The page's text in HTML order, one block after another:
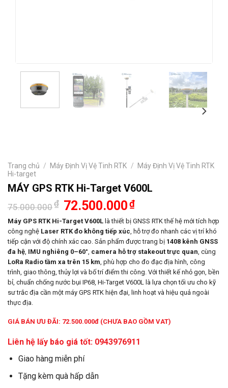
Trang chủ / Máy Định Vị Vệ Tinh RTK /
Máy Định Vị Vệ Tinh RTK
Hi-target
MÁY GPS RTK Hi-Target V600L
75.000.000₫ Giá
gốc
là:
75.000.000₫.
72.500.000₫Giá
tại
là:
72.500.000₫.
Máy GPS RTK Hi-Target V600L là thiết bị GNSS RTK thế hệ mới tích hợp
công nghệ Laser RTK đo không tiếp xúc, hỗ trợ đo nhanh các vị trí khó
tiếp cận với độ chính xác cao. Sản phẩm được trang bị 1408 kênh GNSS
đa hệ, IMU nghiêng 0–60°, camera hỗ trợ stakeout trực quan, cùng
LoRa Radio tầm xa trên 15 km, phù hợp cho đo đạc địa hình, công
trình, giao thông, thủy lợi và bố trí điểm thi công. Với thiết kế nhỏ gọn, bền
bỉ, chuẩn chống nước bụi IP68, Hi-Target V600L là lựa chọn tối ưu cho kỹ
sư trắc địa cần một máy GPS RTK hiện đại, linh hoạt và hiệu quả ngoài
thực địa.
GIÁ BÁN ƯU ĐÃI: 72.500.000đ (CHƯA BAO GỒM VAT)
Liên hệ lấy báo giá tốt: 0943976911
Giao hàng miễn phí
Tặng kèm quà hấp dẫn